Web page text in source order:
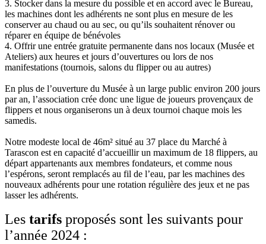
3. Stocker dans la mesure du possible et en accord avec le Bureau,
les machines dont les adhérents ne sont plus en mesure de les
conserver au chaud ou au sec, ou qu’ils souhaitent rénover ou
réparer en équipe de bénévoles
4. Offrir une entrée gratuite permanente dans nos locaux (Musée et
Ateliers) aux heures et jours d’ouvertures ou lors de nos
manifestations (tournois, salons du flipper ou au autres)
En plus de l’ouverture du Musée à un large public environ 200 jours
par an, l’association crée donc une ligue de joueurs provençaux de
flippers et nous organiserons un à deux tournoi chaque mois les
samedis.
Notre modeste local de 46m² situé au 37 place du Marché à
Tarascon est en capacité d’accueillir un maximum de 18 flippers, au
départ appartenants aux membres fondateurs, et comme nous
l’espérons, seront remplacés au fil de l’eau, par les machines des
nouveaux adhérents pour une rotation régulière des jeux et ne pas
lasser les adhérents.
Les tarifs proposés sont les suivants pour
l’année 2024 :